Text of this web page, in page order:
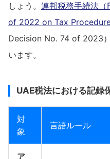
しょう。 連邦税務手続法
of 2022 on Tax
Decision No. 74 of 2023
います。
UAE税法における記録
対
象
言語ルール
ア